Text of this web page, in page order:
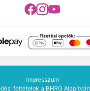
Impresszum
feltételek a BHRG